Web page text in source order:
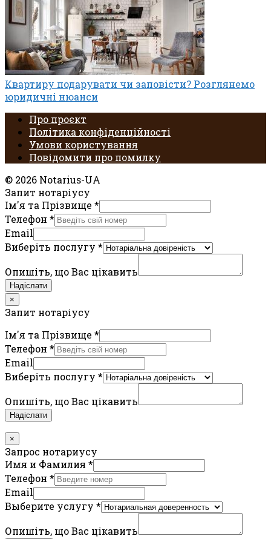
Квартиру подарувати чи заповісти? Розглянемо
юридичні нюанси
Про проєкт
Політика конфіденційності
Умови користування
Повідомити про помилку
© 2026 Notarius-UA
Запит нотаріусу
Ім'я та Прізвище *
Телефон *
Email
Виберіть послугу *
Опишіть, що Вас цікавить
Надіслати
×
Запит нотаріусу
Ім'я та Прізвище *
Телефон *
Email
Виберіть послугу *
Опишіть, що Вас цікавить
Надіслати
×
Запрос нотариусу
Имя и Фамилия *
Телефон *
Email
Выберите услугу *
Опишіть, що Вас цікавить